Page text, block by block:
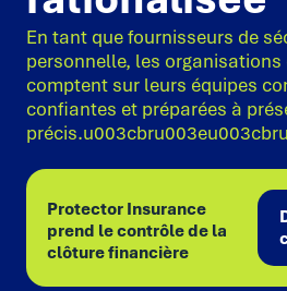
En tant que fournisseurs de
personnelle, les organisations
comptent sur leurs équipes
confiantes et préparées à
Protector Insurance
prend le contrôle de la
clôture financière